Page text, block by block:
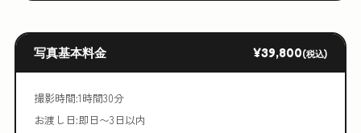
写真基本料金 ¥39,800(税込)
撮影時間:1時間30分
お渡し日:即日〜3日以内